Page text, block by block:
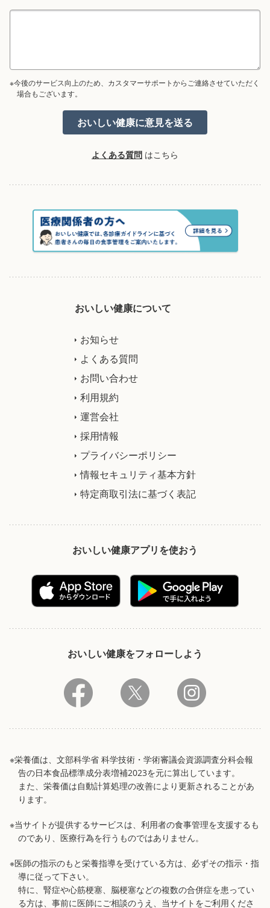
※今後のサービス向上のため、カスタマーサポートからご連絡させていただく
場合もございます。
よくある質問 はこちら
おいしい健康について
お知らせ
よくある質問
お問い合わせ
利用規約
運営会社
採用情報
プライバシーポリシー
情報セキュリティ基本方針
特定商取引法に基づく表記
おいしい健康アプリを使おう
おいしい健康をフォローしよう
※栄養価は、文部科学省 科学技術・学術審議会資源調査分科会報
告の日本食品標準成分表増補2023を元に算出しています。
また、栄養価は自動計算処理の改善により更新されることがあ
ります。
※当サイトが提供するサービスは、利用者の食事管理を支援するも
のであり、医療行為を行うものではありません。
※医師の指示のもと栄養指導を受けている方は、必ずその指示・指
導に従って下さい。
特に、腎症や心筋梗塞、脳梗塞などの複数の合併症を患ってい
る方は、事前に医師にご相談のうえ、当サイトをご利用くださ